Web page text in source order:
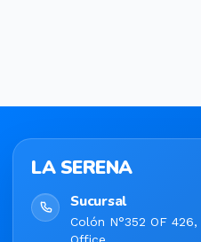
LA SERENA
Sucursal
Colón N°352 OF